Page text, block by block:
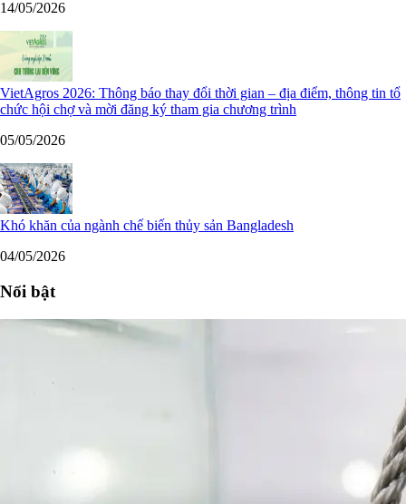
14/05/2026
VietAgros 2026: Thông báo thay đổi thời gian – địa điểm, thông tin tổ
chức hội chợ và mời đăng ký tham gia chương trình
05/05/2026
Khó khăn của ngành chế biến thủy sản Bangladesh
04/05/2026
Nổi bật